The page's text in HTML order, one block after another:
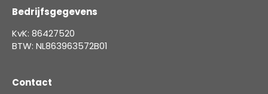
Bedrijfsgegevens
KvK: 86427520
BTW: NL863963572B01
Contact